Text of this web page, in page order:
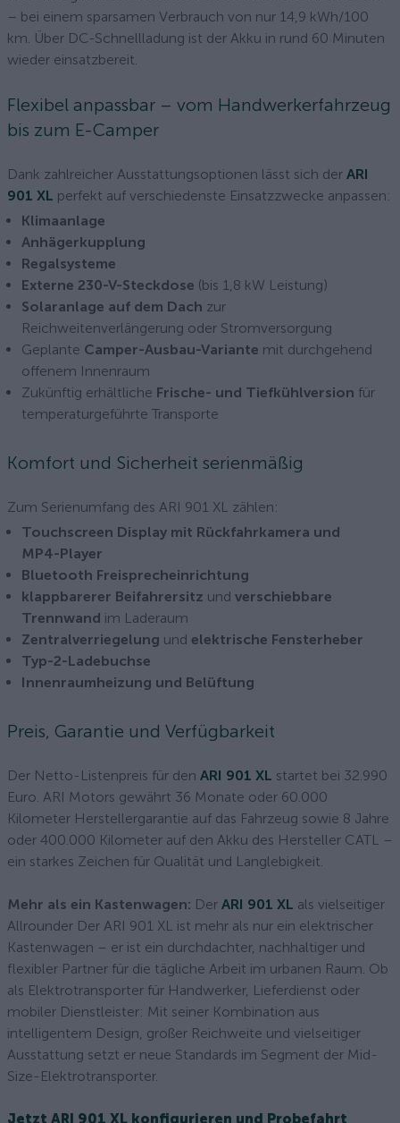
– bei einem sparsamen Verbrauch von nur 14,9 kWh/100
km. Über DC-Schnellladung ist der Akku in rund 60 Minuten
wieder einsatzbereit.
Flexibel anpassbar – vom Handwerkerfahrzeug
bis zum E-Camper
Dank zahlreicher Ausstattungsoptionen lässt sich der ARI
901 XL perfekt auf verschiedenste Einsatzzwecke anpassen:
Klimaanlage
Anhägerkupplung
Regalsysteme
Externe 230-V-Steckdose (bis 1,8 kW Leistung)
Solaranlage auf dem Dach zur
Reichweitenverlängerung oder Stromversorgung
Geplante Camper-Ausbau-Variante mit durchgehend
offenem Innenraum
Zukünftig erhältliche Frische- und Tiefkühlversion für
temperaturgeführte Transporte
Komfort und Sicherheit serienmäßig
Zum Serienumfang des ARI 901 XL zählen:
Touchscreen Display mit Rückfahrkamera und
MP4-Player
Bluetooth Freisprecheinrichtung
klappbarerer Beifahrersitz und verschiebbare
Trennwand im Laderaum
Zentralverriegelung und elektrische Fensterheber
Typ-2-Ladebuchse
Innenraumheizung und Belüftung
Preis, Garantie und Verfügbarkeit
Der Netto-Listenpreis für den ARI 901 XL startet bei 32.990
Euro. ARI Motors gewährt 36 Monate oder 60.000
Kilometer Herstellergarantie auf das Fahrzeug sowie 8 Jahre
oder 400.000 Kilometer auf den Akku des Hersteller CATL –
ein starkes Zeichen für Qualität und Langlebigkeit.
Mehr als ein Kastenwagen: Der ARI 901 XL als vielseitiger
Allrounder Der ARI 901 XL ist mehr als nur ein elektrischer
Kastenwagen – er ist ein durchdachter, nachhaltiger und
flexibler Partner für die tägliche Arbeit im urbanen Raum. Ob
als Elektrotransporter für Handwerker, Lieferdienst oder
mobiler Dienstleister: Mit seiner Kombination aus
intelligentem Design, großer Reichweite und vielseitiger
Ausstattung setzt er neue Standards im Segment der Mid-
Size-Elektrotransporter.
Jetzt ARI 901 XL konfigurieren und Probefahrt